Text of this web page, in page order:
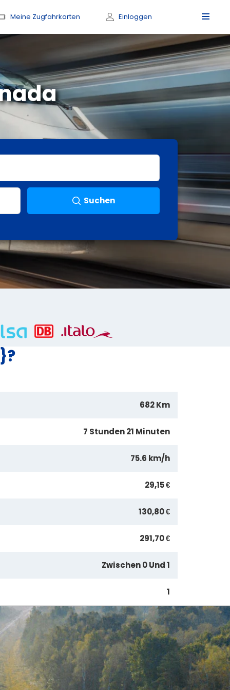
Meine Zugfahrkarten Einloggen
Suchen
682 Km
7 Stunden 21 Minuten
75.6 km/h
29,15 €
130,80 €
291,70 €
Zwischen 0 Und 1
1